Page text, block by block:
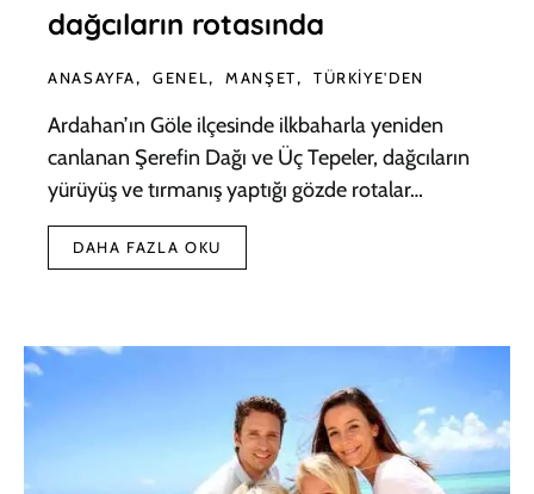
dağcıların rotasında
ANASAYFA GENEL MANŞET TÜRKIYE'DEN
Ardahan’ın Göle ilçesinde ilkbaharla yeniden
canlanan Şerefin Dağı ve Üç Tepeler, dağcıların
yürüyüş ve tırmanış yaptığı gözde rotalar…
DAHA FAZLA OKU